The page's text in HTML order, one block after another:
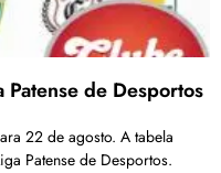
de Desportos
22 de agosto. A tabela
Patense de Desportos.